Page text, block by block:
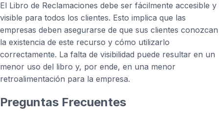
El Libro de Reclamaciones debe ser fácilmente accesible y
visible para todos los clientes. Esto implica que las
empresas deben asegurarse de que sus clientes conozcan
la existencia de este recurso y cómo utilizarlo
correctamente. La falta de visibilidad puede resultar en un
menor uso del libro y, por ende, en una menor
retroalimentación para la empresa.
Preguntas Frecuentes